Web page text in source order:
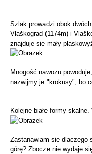
Szlak prowadzi obok
Vlaškograd (1174m) i
znajduje się mały
Mnogość nawozu
nazwijmy je "krokusy", bo
Kolejne białe formy
Zastanawiam się dlaczego
górę? Zbocze nie wydaje